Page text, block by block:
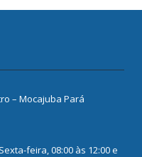
– Mocajuba Pará
feira, 08:00 às 12:00 e